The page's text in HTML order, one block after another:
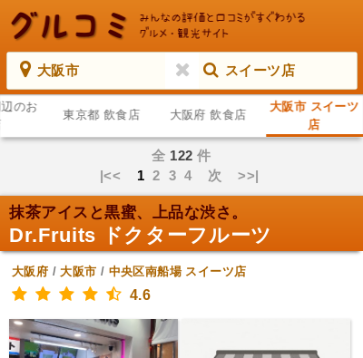
大阪市 スイーツ店
のお
東京都 飲食店 大阪府 飲食店
大阪市 スイーツ
店
全 122 件
|<< 12 3 4 次 >>|
抹茶アイスと黒蜜、上品な渋さ。
Dr.Fruits ドクターフルーツ
大阪府 /大阪市 / 中央区南船場 スイーツ店
4.6